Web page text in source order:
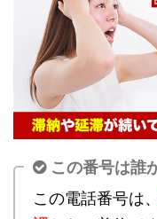
この番号は誰
この電話番号は、